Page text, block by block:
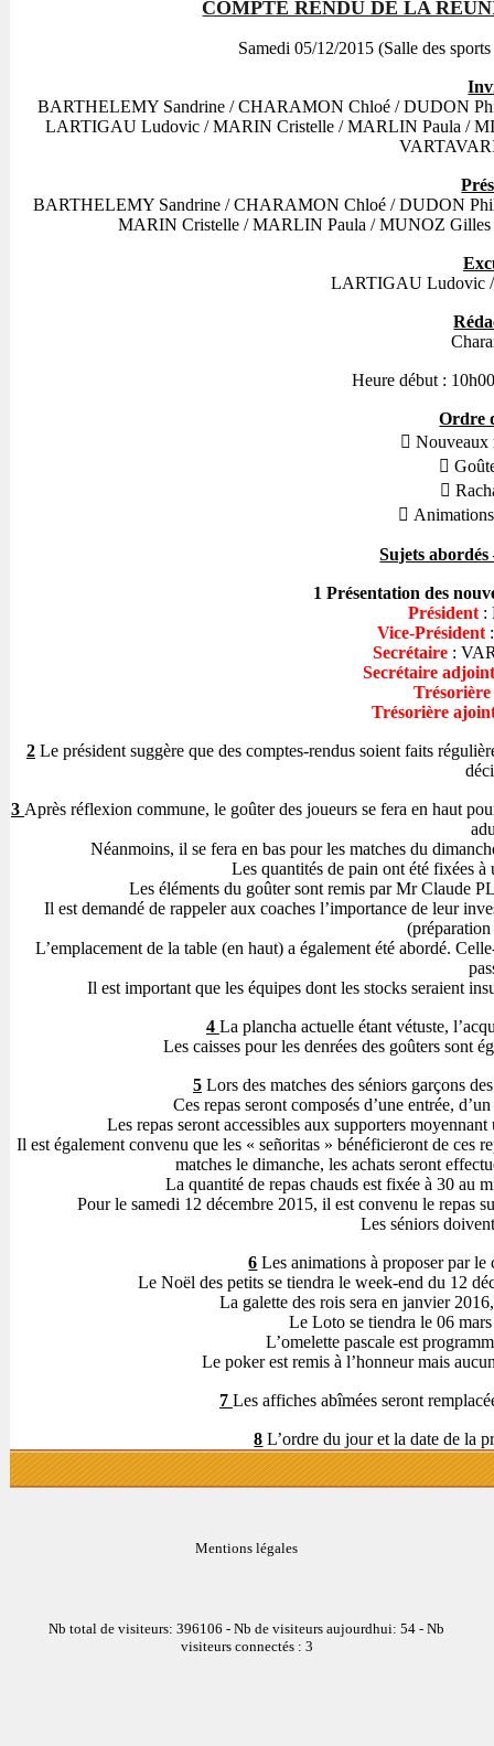
COMPTE RENDU DE LA
Samedi 05/12/2015 (Salle des
BARTHELEMY Sandrine / CHARAMON Chloé / DUDON
LARTIGAU Ludovic / MARIN Cristelle / MARLIN Paula /
BARTHELEMY Sandrine / CHARAMON Chloé / DUDON
MARIN Cristelle / MARLIN Paula / MUNOZ
LARTIGAU Ludovic
Heure début :
Ordre
 Nouveaux


 Animations
Sujets abordés
1Présentation des
Président :
Vice-Président
Secrétaire:
Secrétaire
Trésorière
Trésorière
2 Le président suggère que des comptes-rendus soient faits
3 Après réflexion commune, le goûter des joueurs se fera en haut
Néanmoins, il se fera en bas pour les matches du
Les quantités de pain ont été fixées
Les éléments du goûter sont remis par Mr Claude
Il est demandé de rappeler aux coaches l’importance de leur
L’emplacement de la table (en haut) a également été abordé.
Il est important que les équipes dont les stocks seraient
4 La plancha actuelle étant vétuste,
Les caisses pour les denrées des goûters sont
5 Lors des matches des séniors garçons
Ces repas seront composés d’une entrée,
Les repas seront accessibles aux supporters
Il est également convenu que les « señoritas » bénéficieront de ces
matches le dimanche, les achats seront
La quantité de repas chauds est fixée à 30 au
Pour le samedi 12 décembre 2015, il est convenu le repas
Les séniors
6 Les animations à proposer par le
Le Noël des petits se tiendra le week-end du 12
La galette des rois sera en janvier
Le Loto se tiendra le 06
L’omelette pascale est
Le poker est remis à l’honneur mais
7 Les affiches abîmées seront
8 L’ordre du jour et la date de la
Mentions légales
Nb total de visiteurs: 396106 - Nb de visiteurs aujourdhui: 54 - Nb
visiteurs connectés : 3